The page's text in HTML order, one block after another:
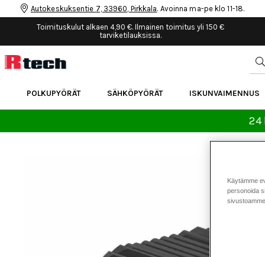
Autokeskuksentie 7, 33960, Pirkkala. Avoinna ma-pe klo 11-18.
Toimituskulut alkaen 4,90 €. Ilmainen toimitus yli 150 €
tarviketilauksissa.
POLKUPYÖRÄT SÄHKÖPYÖRÄT ISKUNVAIMENNUS
24
Käytämme
personoida